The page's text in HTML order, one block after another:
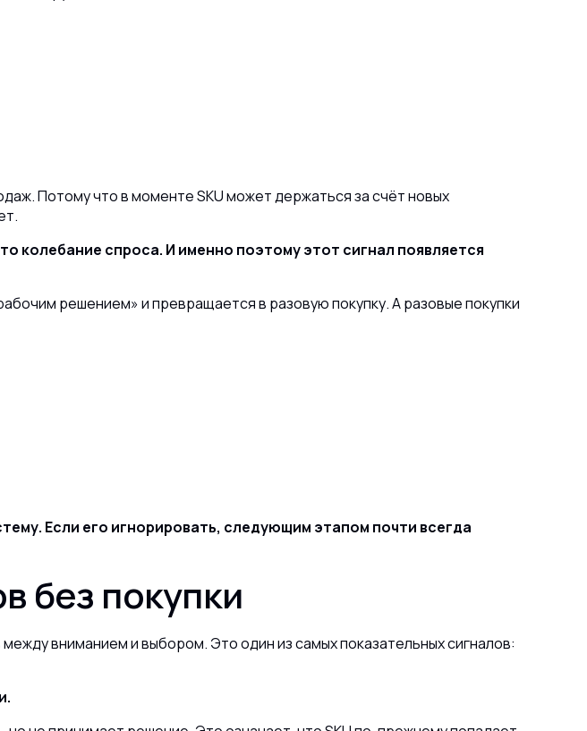
Потому что в моменте SKU может держаться за счёт новых
колебание спроса. И именно поэтому этот сигнал появляется
решением» и превращается в разовую покупку. А разовые покупки
Если его игнорировать, следующим этапом почти всегда
без покупки
вниманием и выбором. Это один из самых показательных сигналов: